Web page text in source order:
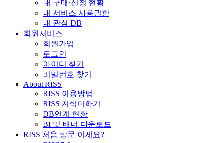
내 구매·신청 현황
내 서비스 사용권한
내 관심 DB
회원서비스
회원가입
로그인
아이디 찾기
비밀번호 찾기
About RISS
RISS 이용방법
RISS 지식더하기
DB연계 현황
BI 및 배너 다운로드
RISS 처음 방문 이세요?